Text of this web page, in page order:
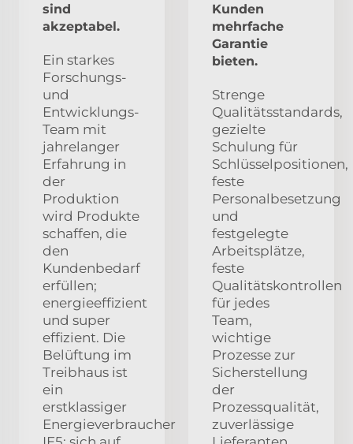
sind
akzeptabel.
Ein starkes
Forschungs-
und
Entwicklungs-
Team mit
jahrelanger
Erfahrung in
der
Produktion
wird Produkte
schaffen, die
den
Kundenbedarf
erfüllen;
energieeffizient
und super
effizient. Die
Belüftung im
Treibhaus ist
ein
erstklassiger
Energieverbraucher
Kunden
mehrfache
Garantie
bieten.
Strenge
Qualitätsstandards,
gezielte
Schulung für
Schlüsselpositionen,
feste
Personalbesetzung
und
festgelegte
Arbeitsplätze,
feste
Qualitätskontrollen
für jedes
Team,
wichtige
Prozesse zur
Sicherstellung
der
Prozessqualität,
zuverlässige